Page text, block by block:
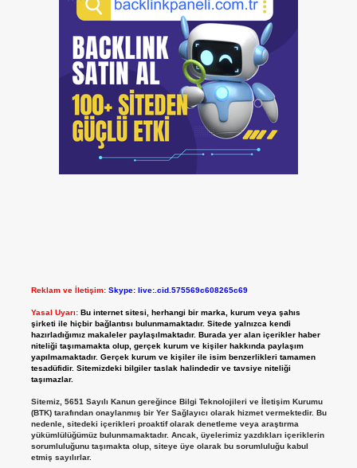
Reklam ve İletişim: Skype: live:.cid.575569c608265c69
Yasal Uyarı: Bu internet sitesi, herhangi bir marka, kurum veya şahıs
şirketi ile hiçbir bağlantısı bulunmamaktadır. Sitede yalnızca kendi
hazırladığımız makaleler paylaşılmaktadır. Burada yer alan içerikler haber
niteliği taşımamakta olup, gerçek kurum ve kişiler hakkında paylaşım
yapılmamaktadır. Gerçek kurum ve kişiler ile isim benzerlikleri tamamen
tesadüfidir. Sitemizdeki bilgiler taslak halindedir ve tavsiye niteliği
taşımazlar.
Sitemiz, 5651 Sayılı Kanun gereğince Bilgi Teknolojileri ve İletişim Kurumu
(BTK) tarafından onaylanmış bir Yer Sağlayıcı olarak hizmet vermektedir. Bu
nedenle, sitedeki içerikleri proaktif olarak denetleme veya araştırma
yükümlülüğümüz bulunmamaktadır. Ancak, üyelerimiz yazdıkları içeriklerin
sorumluluğunu taşımakta olup, siteye üye olarak bu sorumluluğu kabul
etmiş sayılırlar.